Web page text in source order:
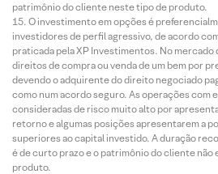
patrimônio do cliente neste tipo de produto.
O investimento em opções é
investidores de perfil agressivo, de acordo
praticada pela XP Investimentos. No mercado
direitos de compra ou venda de um bem por
devendo o adquirente do direito negociado
como num acordo seguro. As operações com
consideradas de risco muito alto por
retorno e algumas posições apresentarem a
superiores ao capital investido. A duração
é de curto prazo e o patrimônio do cliente
produto.